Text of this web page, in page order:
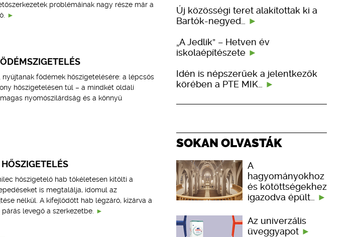
problémáinak nagy része már a
födémek hőszigetelésére: a lépcsős
hőszigetelésen túl – a mindkét oldali
nyomószilárdság és a könnyű
hőszigetelő hab tökéletesen kitölti a
is megtalálja, idomul az
nélkül. A kifejlődött hab légzáró, kizárva a
levegő a szerkezetbe.
Új közösségi teret alakítottak ki a
Bartók-negyed…
„A Jedlik” – Hetven év
iskolaépítészete
Idén is népszerűek a jelentkezők
körében a PTE MIK…
SOKAN OLVASTÁK
A
hagyományokhoz
és kötöttségekhez
igazodva épült…
Az univerzális
üveggyapot